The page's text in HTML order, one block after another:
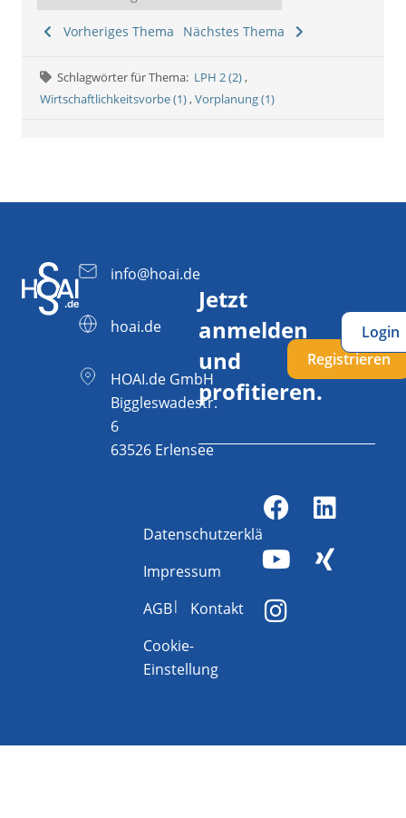
Vorheriges Thema Nächstes Thema
Schlagwörter für Thema: LPH 2 (2),
Wirtschaftlichkeitsvorbe (1),Vorplanung (1)
info@hoai.de
hoai.de
HOAI.de GmbH
Biggleswadestr.
6
63526 Erlensee
Jetzt
anmelden
und
profitieren.
Registrieren
Login
Datenschutzerklärung
Impressum
AGB
Kontakt
Cookie-
Einstellung